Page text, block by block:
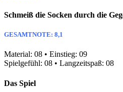
Schmeiß die Socken durch die
GESAMTNOTE: 8,1
Material: 08 • Einstieg: 09
Spielgefühl: 08 • Langzeitspaß: 08
Das Spiel